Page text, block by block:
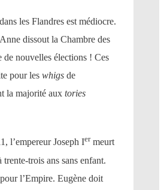
les Flandres est médiocre.
dissout la Chambre des
de nouvelles élections ! Ces
pour les whigs de
la majorité aux tories
l’empereur Joseph Iermeurt
trois ans sans enfant.
l’Empire. Eugène doit